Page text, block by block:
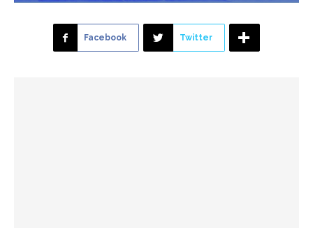
Facebook Twitter